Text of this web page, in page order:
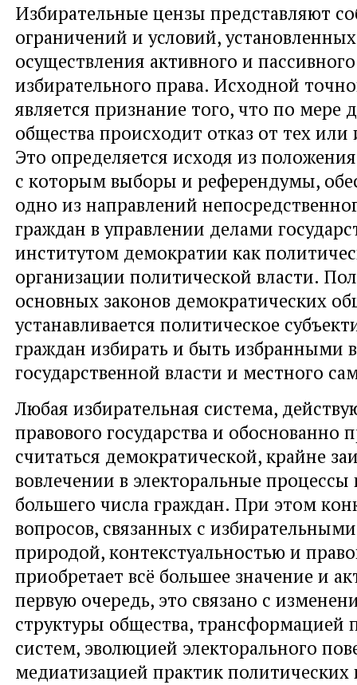
Избирательные цензы представляют
ограничений и условий,
осуществления активного и пассивного
избирательного права. Исходной
является признание того, что по мере
общества происходит отказ от тех
Это определяется исходя из
с которым выборы и референдумы,
одно из направлений
граждан в управлении делами
институтом демократии как
организации политической власти.
основных законов демократических
устанавливается политическое
граждан избирать и быть избранными
государственной власти и местного
Любая избирательная система,
правового государства и обоснованно
считаться демократической, крайне
вовлечении в электоральные
большего числа граждан. При этом
вопросов, связанных с
природой, контекстуальностью и
приобретает всё большее значение и
первую очередь, это связано с
структуры общества, трансформацией
систем, эволюцией электорального
медиатизацией практик